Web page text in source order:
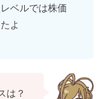
ベルでは株価
よ
は？